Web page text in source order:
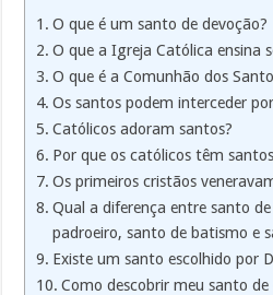
O que é um santo de devoção?
O que a Igreja Católica ensina
O que é a Comunhão dos
Os santos podem interceder
Católicos adoram santos?
Por que os católicos têm
Os primeiros cristãos
Qual a diferença entre santo
padroeiro, santo de batismo e
Existe um santo escolhido por
Como descobrir meu santo de